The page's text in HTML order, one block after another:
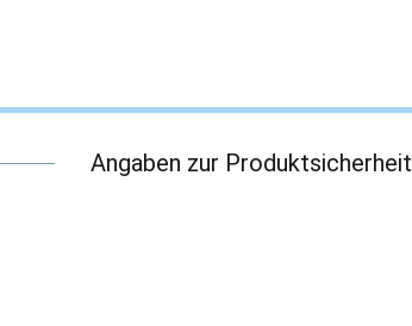
Angaben zur Produktsicherheit